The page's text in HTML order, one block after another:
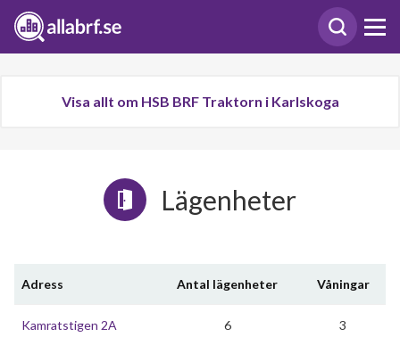
Visa allt om HSB BRF Traktorn i Karlskoga
Lägenheter
Adress Antal lägenheter Våningar
Kamratstigen 2A 6 3